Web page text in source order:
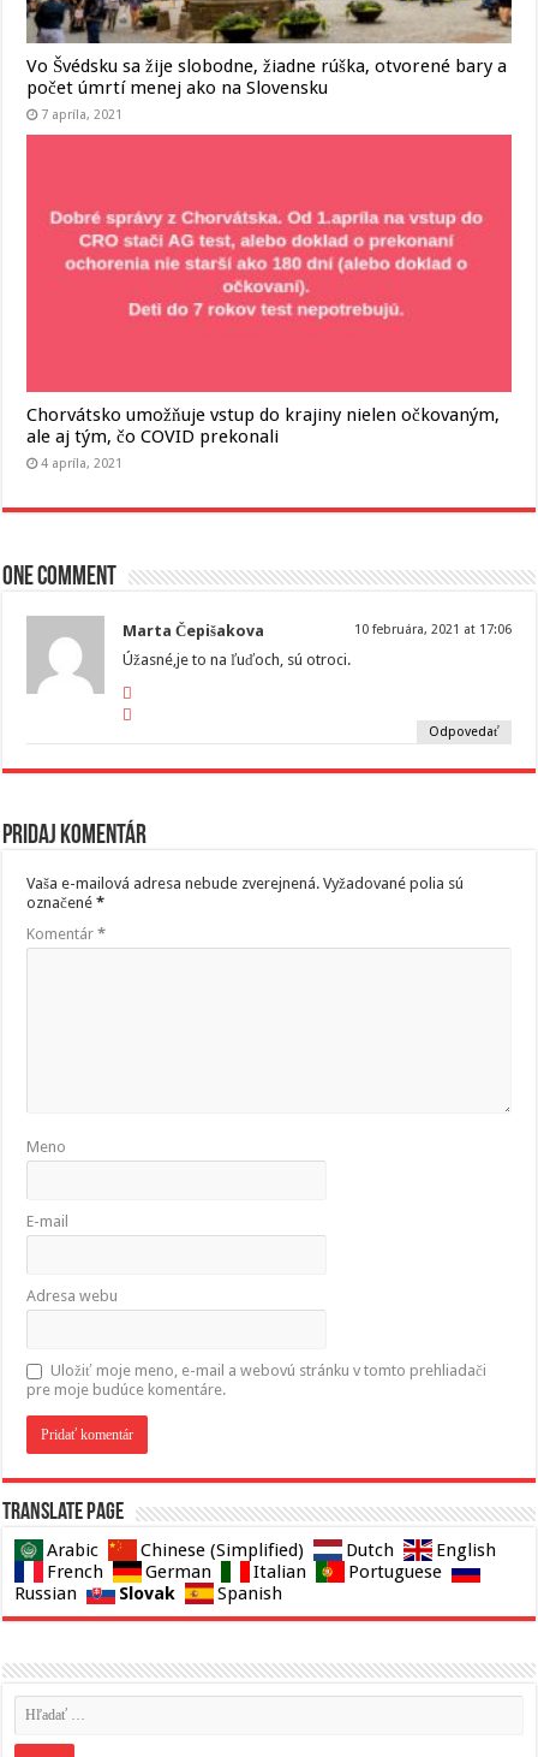
Vo Švédsku sa žije slobodne, žiadne rúška, otvorené bary a
počet úmrtí menej ako na Slovensku
7 apríla, 2021
Chorvátsko umožňuje vstup do krajiny nielen očkovaným,
ale aj tým, čo COVID prekonali
4 apríla, 2021
One comment
Marta Čepišakova 10 februára, 2021 at 17:06
Úžasné,je to na ľuďoch, sú otroci.
Odpovedať
Pridaj komentár
Vaša e-mailová adresa nebude zverejnená. Vyžadované polia sú
označené*
Komentár*
Meno
E-mail
Adresa webu
Uložiť moje meno, e-mail a webovú stránku v tomto prehliadači
pre moje budúce komentáre.
Translate page
Arabic Chinese (Simplified) Dutch
English
French
German Italian
Portuguese
Russian
Slovak Spanish